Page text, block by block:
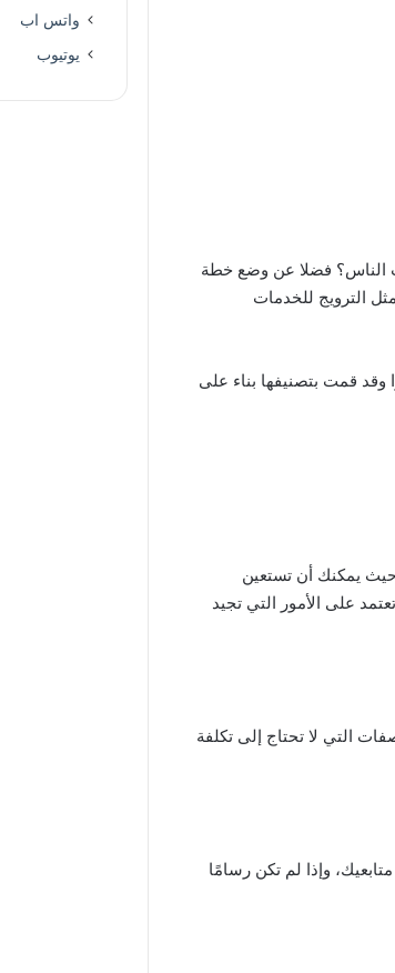
الناس؟ فضلا عن وضع خطة
الترويج للخدمات
وقد قمت بتصنيفها بناء على
حيث يمكنك أن تستعين
على الأمور التي تجيد
التي لا تحتاج إلى تكلفة
وإذا لم تكن رسامًا
واتس اب
يوتيوب